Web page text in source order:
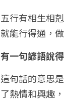
五行有相生相
就能行得通，
有一句諺語說
這句話的意思
了熱情和興趣